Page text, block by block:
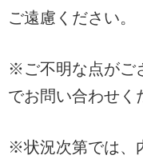
ご遠慮ください。
※ご不明な点がご
でお問い合わせく
※状況次第では、